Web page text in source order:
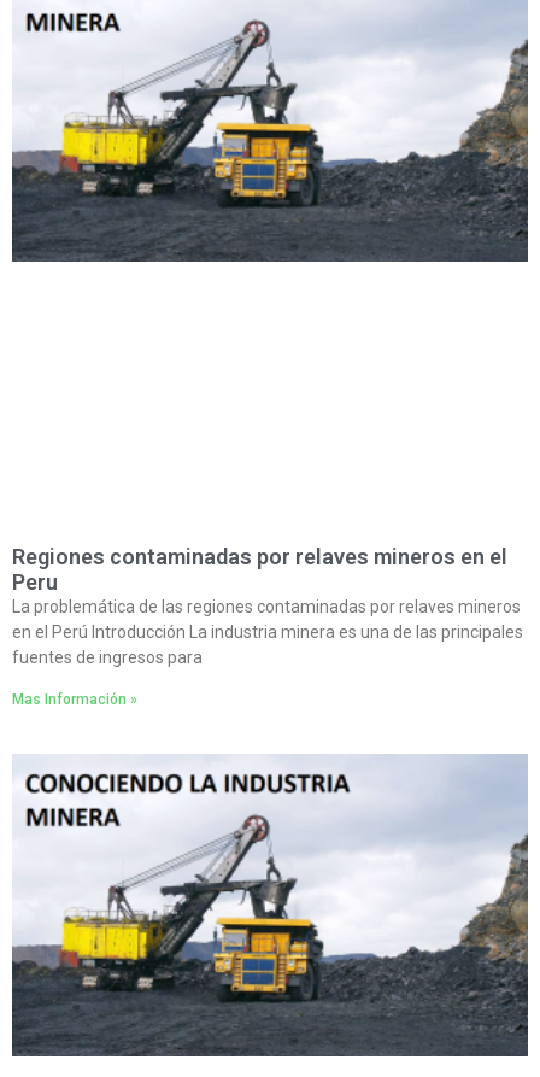
Regiones contaminadas por relaves mineros en el
Peru
La problemática de las regiones contaminadas por relaves mineros
en el Perú Introducción La industria minera es una de las principales
fuentes de ingresos para
Mas Información »